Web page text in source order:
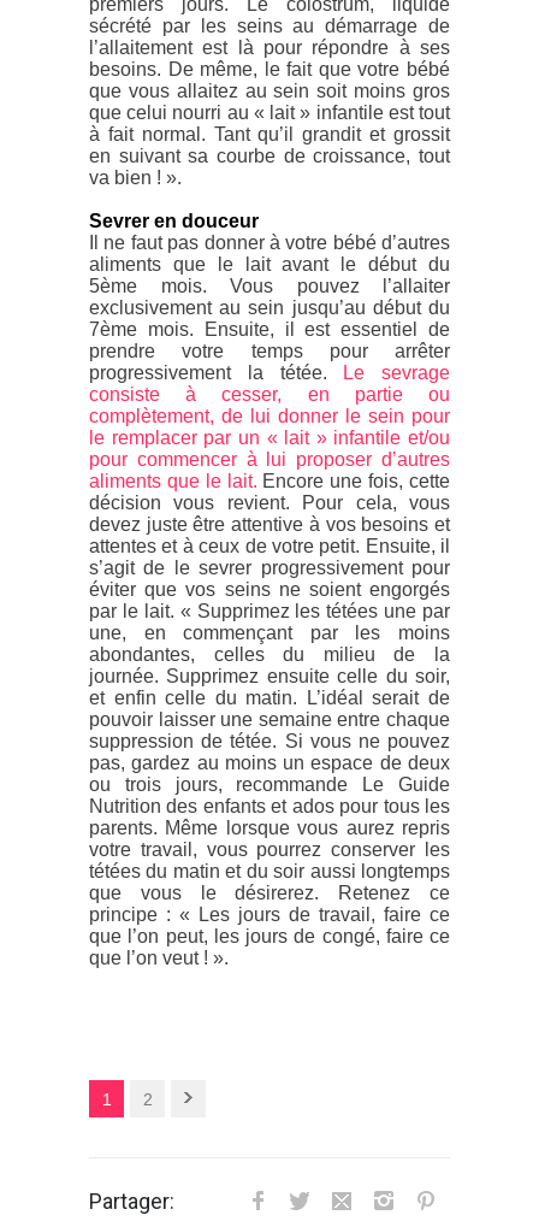
premiers jours. Le colostrum, liquide
sécrété par les seins au démarrage de
l’allaitement est là pour répondre à ses
besoins. De même, le fait que votre bébé
que vous allaitez au sein soit moins gros
que celui nourri au « lait » infantile est tout
à fait normal. Tant qu’il grandit et grossit
en suivant sa courbe de croissance, tout
va bien ! ».
Sevrer en douceur
Il ne faut pas donner à votre bébé d’autres
aliments que le lait avant le début du
5ème mois. Vous pouvez l’allaiter
exclusivement au sein jusqu’au début du
7ème mois. Ensuite, il est essentiel de
prendre votre temps pour arrêter
progressivement la tétée.
Le sevrage
consiste à cesser, en partie ou
complètement, de lui donner le sein pour
le remplacer par un « lait » infantile et/ou
pour commencer à lui proposer d’autres
aliments que le lait. Encore une fois, cette
décision vous revient. Pour cela, vous
devez juste être attentive à vos besoins et
attentes et à ceux de votre petit. Ensuite, il
s’agit de le sevrer progressivement pour
éviter que vos seins ne soient engorgés
par le lait. « Supprimez les tétées une par
une, en commençant par les moins
abondantes, celles du milieu de la
journée. Supprimez ensuite celle du soir,
et enfin celle du matin. L’idéal serait de
pouvoir laisser une semaine entre chaque
suppression de tétée. Si vous ne pouvez
pas, gardez au moins un espace de deux
ou trois jours, recommande Le Guide
Nutrition des enfants et ados pour tous les
parents. Même lorsque vous aurez repris
votre travail, vous pourrez conserver les
tétées du matin et du soir aussi longtemps
que vous le désirerez. Retenez ce
principe : « Les jours de travail, faire ce
que l’on peut, les jours de congé, faire ce
que l’on veut ! ».
1 2
Partager: